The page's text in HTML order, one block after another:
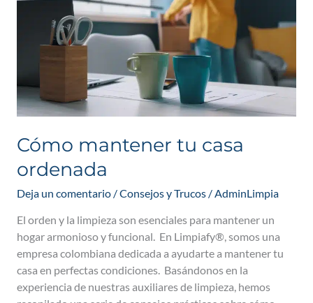
Cómo mantener tu casa
ordenada
Deja un comentario /Consejos y Trucos/AdminLimpia
El orden y la limpieza son esenciales para mantener un
hogar armonioso y funcional. En Limpiafy®, somos una
empresa colombiana dedicada a ayudarte a mantener tu
casa en perfectas condiciones. Basándonos en la
experiencia de nuestras auxiliares de limpieza, hemos
ordenada